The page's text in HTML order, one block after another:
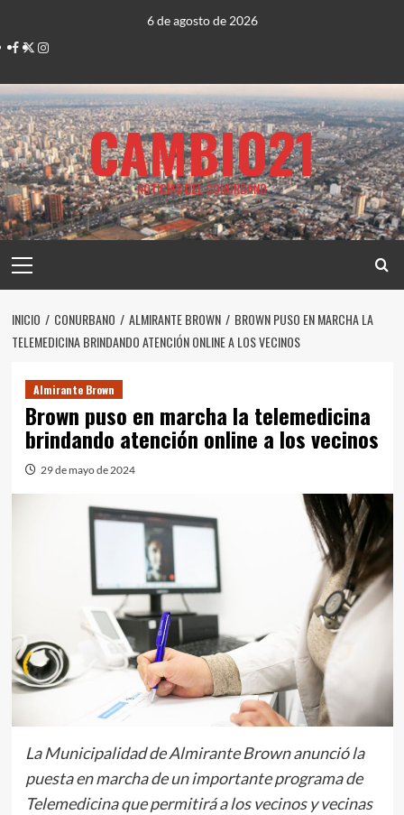
contenido
6 de agosto de 2026
Facebook
TwitterInstagram
CAMBIO21
NOTICIAS DEL CONURBANO
principal
INICIO CONURBANO ALMIRANTE BROWN
BROWN PUSO EN MARCHA LA
TELEMEDICINA BRINDANDO ATENCIÓN ONLINE A LOS VECINOS
Almirante Brown
Brown puso en marcha la telemedicina
brindando atención online a los vecinos
29 de mayo de 2024
La Municipalidad de Almirante Brown anunció la
puesta en marcha de un importante programa de
Telemedicina que permitirá a los vecinos y vecinas